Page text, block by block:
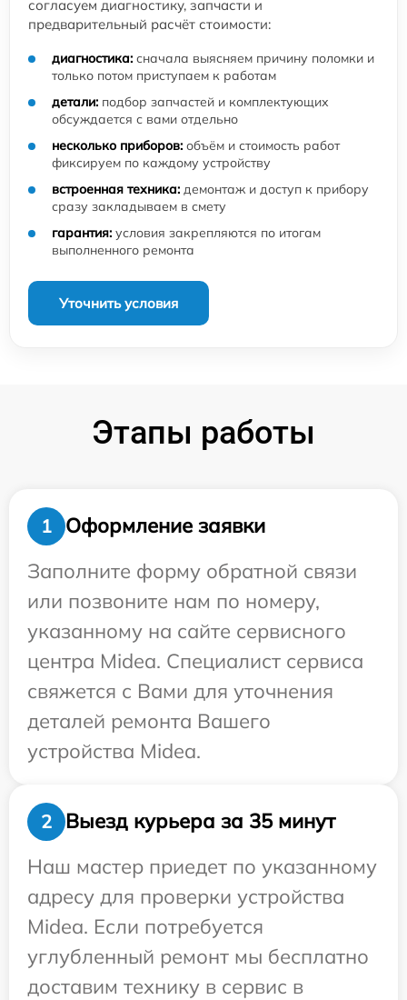
согласуем диагностику, запчасти и
предварительный расчёт стоимости:
диагностика: сначала выясняем причину поломки и
только потом приступаем к работам
детали: подбор запчастей и комплектующих
обсуждается с вами отдельно
несколько приборов: объём и стоимость работ
фиксируем по каждому устройству
встроенная техника: демонтаж и доступ к прибору
сразу закладываем в смету
гарантия: условия закрепляются по итогам
выполненного ремонта
Уточнить условия
Этапы работы
1
Оформление заявки
Заполните форму обратной связи
или позвоните нам по номеру,
указанному на сайте сервисного
центра Midea. Специалист сервиса
свяжется с Вами для уточнения
деталей ремонта Вашего
устройства Midea.
2
Выезд курьера за 35 минут
Наш мастер приедет по указанному
адресу для проверки устройства
Midea. Если потребуется
углубленный ремонт мы бесплатно
доставим технику в сервис в